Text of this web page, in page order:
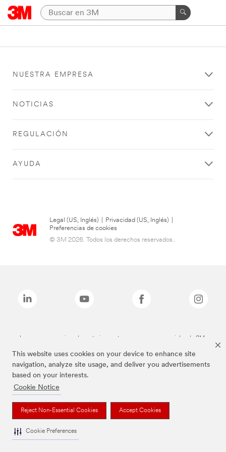
This website uses cookies on your device to enhance site
navigation, analyze site usage, and deliver you advertisements
based on your interests.
Cookie Notice
Reject Non-Essential Cookies Accept Cookies
Cookie Preferences
NUESTRA EMPRESA
NOTICIAS
REGULACIÓN
AYUDA
Legal (US, Inglés) Privacidad (US, Inglés)
Preferencias de cookies
© 3M 2026. Todos los derechos reservados..
Las marcas mencionadas anteriormente son marcas comerciales de 3M.